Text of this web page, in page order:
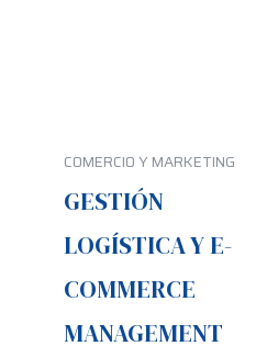
COMERCIO Y MARKETING
GESTIÓN
LOGÍSTICA Y E-
COMMERCE
MANAGEMENT